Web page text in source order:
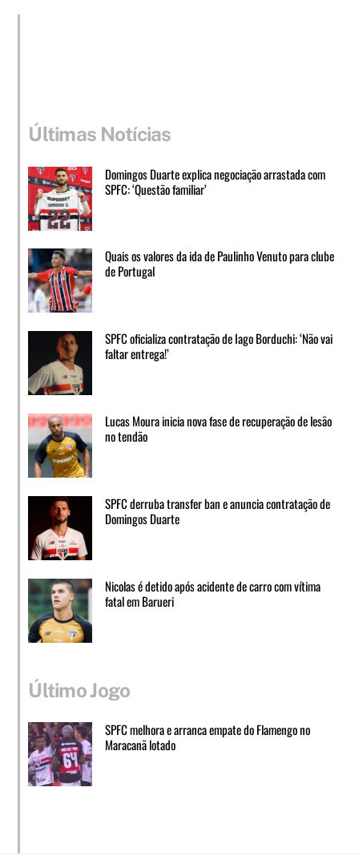
Últimas Notícias
Domingos Duarte explica negociação arrastada com
SPFC: ‘Questão familiar’
Quais os valores da ida de Paulinho Venuto para clube
de Portugal
SPFC oficializa contratação de Iago Borduchi: ‘Não vai
faltar entrega!’
Lucas Moura inicia nova fase de recuperação de lesão
no tendão
SPFC derruba transfer ban e anuncia contratação de
Domingos Duarte
Nicolas é detido após acidente de carro com vítima
fatal em Barueri
Último Jogo
SPFC melhora e arranca empate do Flamengo no
Maracanã lotado